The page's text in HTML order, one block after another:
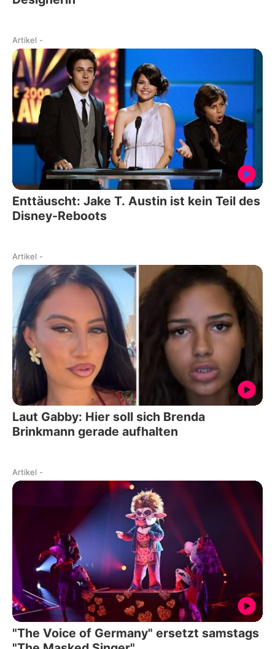
Artikel -
Enttäuscht: Jake T. Austin ist kein Teil des
Disney-Reboots
Artikel -
Laut Gabby: Hier soll sich Brenda
Brinkmann gerade aufhalten
Artikel -
"The Voice of Germany" ersetzt samstags